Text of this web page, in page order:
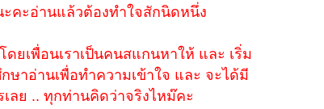
ะคะอ่านแล้วต้องทำใจสักนิดหนึ่ง
ยเพื่อนเราเป็นคนสแกนหาให้ และ เริ่ม
ษาอ่านเพื่อทำความเข้าใจ และ จะได้มี
ลย .. ทุกท่านคิดว่าจริงไหม๊คะ